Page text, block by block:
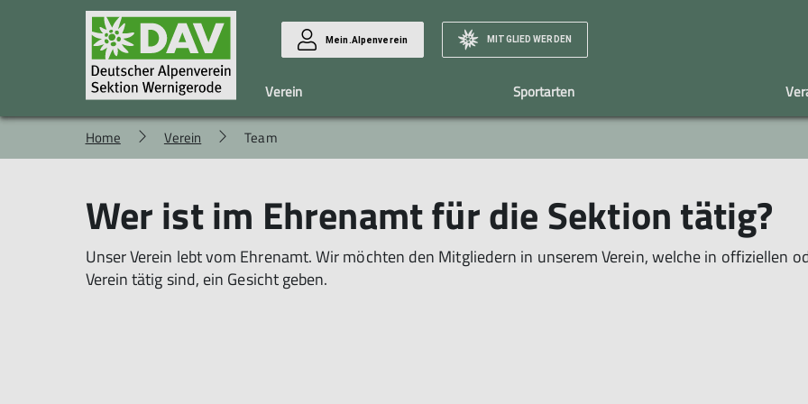
Mein.Alpenverein MITGLIED WERDEN
Verein
Sektion
DAV-Verhaltenkodex
Satzung
Gewaltschutzkonzept
Team
Übungsleiter
Helfer
Mitgliedschaft
Vorteile
Beiträge
Material
Sportarten
Klettern
Schnupperklettern
Trainingsorte
Übungsleiter
Mountainbike
Galerie/Berichte
Preise/Bedingungen
Home Verein Team
Wer ist im Ehrenamt für die Sektion tätig?
Unser Verein lebt vom Ehrenamt. Wir möchten den Mitgliedern in unserem Verein, welche in offiziellen
Verein tätig sind, ein Gesicht geben.